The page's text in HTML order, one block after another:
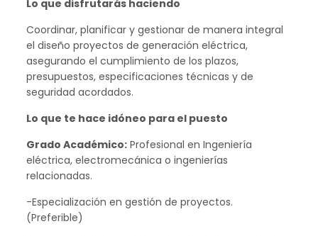
Lo que disfrutarás haciendo
Coordinar, planificar y gestionar de manera integral
el diseño proyectos de generación eléctrica,
asegurando el cumplimiento de los plazos,
presupuestos, especificaciones técnicas y de
seguridad acordados.
Lo que te hace idóneo para el puesto
Grado Académico:Profesional en Ingeniería
eléctrica, electromecánica o ingenierías
relacionadas.
-Especialización en gestión de proyectos.
(Preferible)